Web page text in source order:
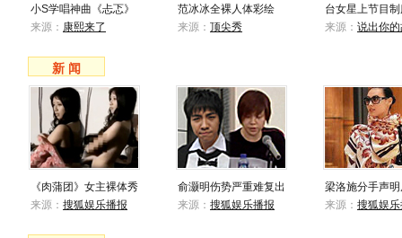
小S学唱神曲《忐忑》
来源： 康熙来了
范冰冰全裸人体彩绘
来源： 顶尖秀
台女星上节目
来源： 说出你
新 闻
《肉蒲团》女主裸体秀
来源： 搜狐娱乐播报
俞灏明伤势严重难复出
来源： 搜狐娱乐播报
梁洛施分手声
来源： 搜狐娱